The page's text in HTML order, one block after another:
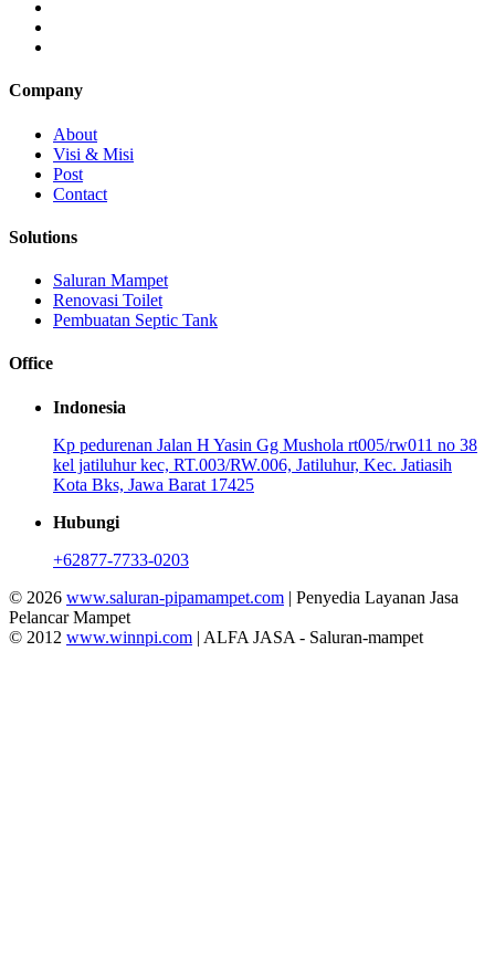
Company
About
Visi & Misi
Post
Contact
Solutions
Saluran Mampet
Renovasi Toilet
Pembuatan Septic Tank
Office
Indonesia
Kp pedurenan Jalan H Yasin Gg Mushola rt005/rw011 no 38
kel jatiluhur kec, RT.003/RW.006, Jatiluhur, Kec. Jatiasih
Kota Bks, Jawa Barat 17425
Hubungi
+62877-7733-0203
© 2026 www.saluran-pipamampet.com | Penyedia Layanan Jasa
Pelancar Mampet
© 2012 www.winnpi.com | ALFA JASA - Saluran-mampet